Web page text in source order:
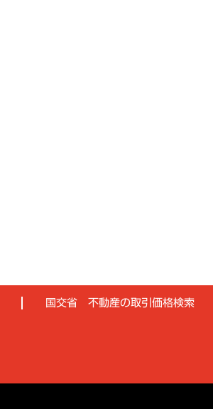
国交省 不動産の取引価格検索